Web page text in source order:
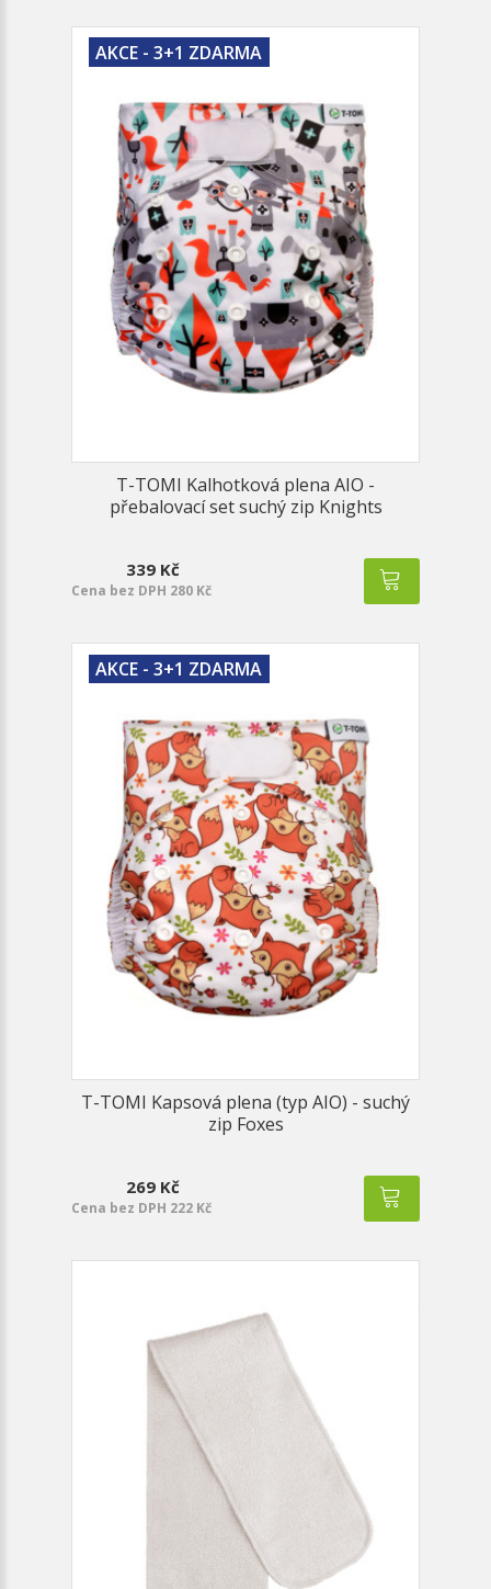
AKCE - 3+1 ZDARMA
T-TOMI Kalhotková plena AIO -
přebalovací set suchý zip Knights
339 Kč
Cena bez DPH 280 Kč
AKCE - 3+1 ZDARMA
T-TOMI Kapsová plena (typ AIO) - suchý
zip Foxes
269 Kč
Cena bez DPH 222 Kč